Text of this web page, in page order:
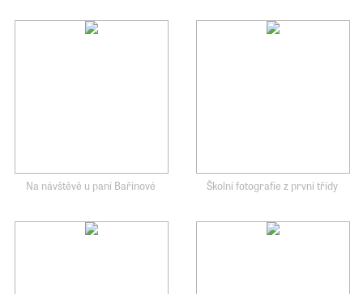
Na návštěvě u paní Bařinové Školní fotografie z první třídy